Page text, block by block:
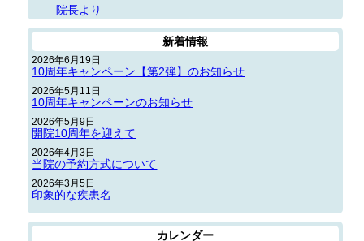
院長より
新着情報
2026年6月19日
10周年キャンペーン【第2弾】のお知らせ
2026年5月11日
10周年キャンペーンのお知らせ
2026年5月9日
開院10周年を迎えて
2026年4月3日
当院の予約方式について
2026年3月5日
印象的な疾患名
カレンダー